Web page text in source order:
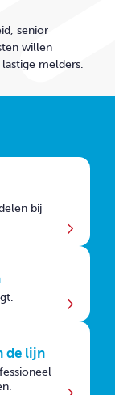
senior
willen
melders.
bij
de lijn